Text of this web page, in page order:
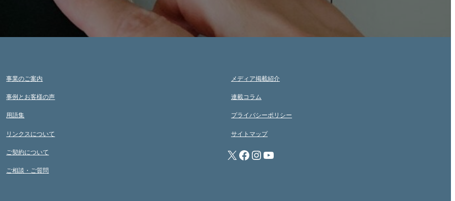
事業のご案内
事例とお客様の声
用語集
リンクスについて
ご契約について
ご相談・ご質問
メディア掲載紹介
連載コラム
プライバシーポリシー
サイトマップ
X Facebook Instagram YouTube